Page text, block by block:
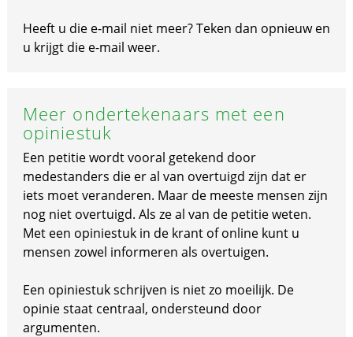
Heeft u die e-mail niet meer? Teken dan opnieuw en
u krijgt die e-mail weer.
Meer ondertekenaars met een
opiniestuk
Een petitie wordt vooral getekend door
medestanders die er al van overtuigd zijn dat er
iets moet veranderen. Maar de meeste mensen zijn
nog niet overtuigd. Als ze al van de petitie weten.
Met een opiniestuk in de krant of online kunt u
mensen zowel informeren als overtuigen.
Een opiniestuk schrijven is niet zo moeilijk. De
opinie staat centraal, ondersteund door
argumenten.